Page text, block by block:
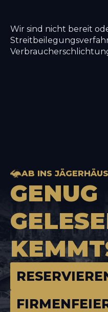
Wir sind nicht bereit
AB INS
GENUG